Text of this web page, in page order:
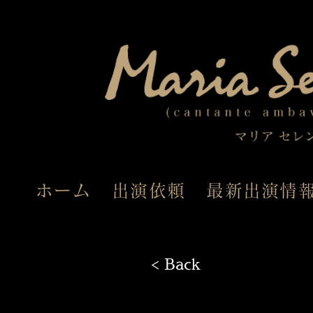
ホーム 出演依頼 最新出演情
< Back